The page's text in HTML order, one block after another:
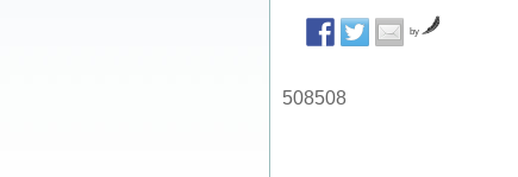
by
508508